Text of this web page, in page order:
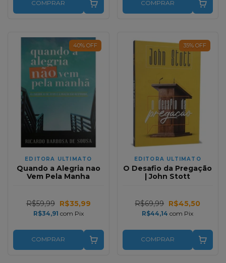
COMPRAR COMPRAR
40% OFF
EDITORA ULTIMATO
Quando a Alegria nao
Vem Pela Manha
R$59,99 R$35,99
R$34,91 com Pix
COMPRAR
35% OFF
EDITORA ULTIMATO
O Desafio da Pregação
| John Stott
R$69,99 R$45,50
R$44,14com Pix
COMPRAR